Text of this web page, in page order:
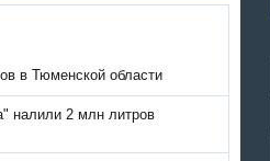
в Тюменской области
налили 2 млн литров